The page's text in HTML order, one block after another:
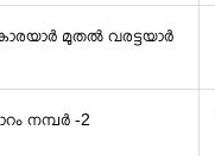
മുതൽ വരട്ടയാർ
നമ്പർ -2